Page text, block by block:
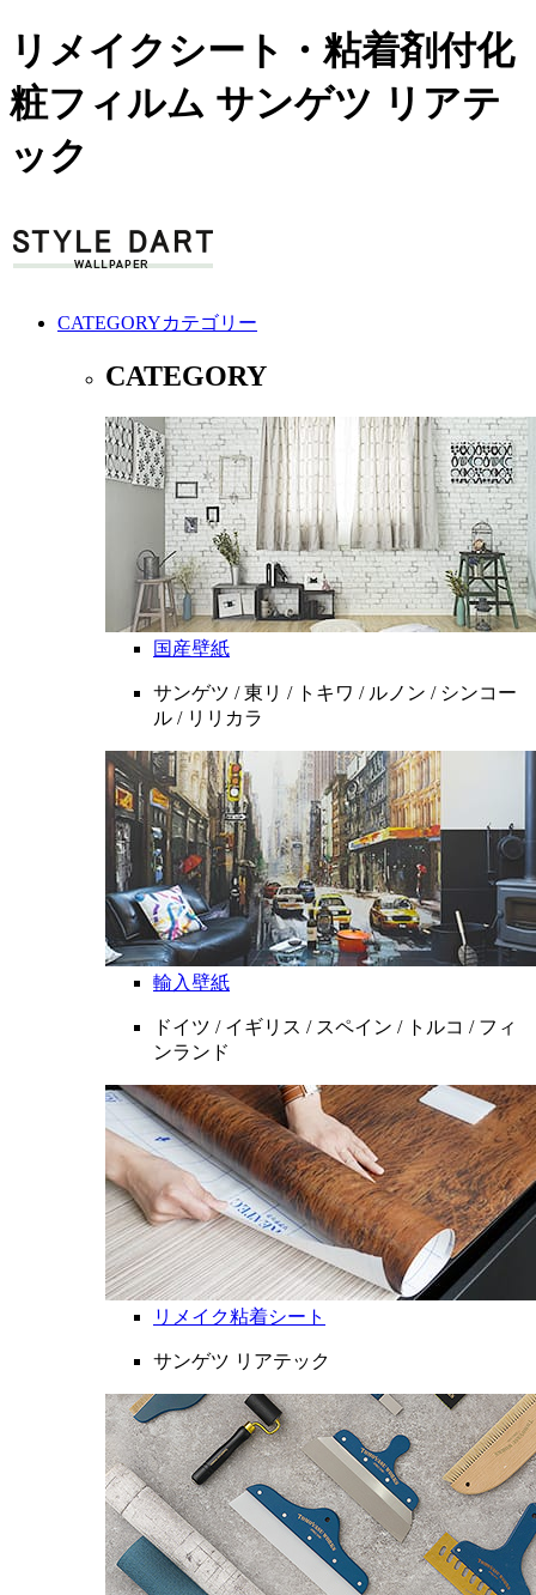
リメイクシート・粘着剤付化
粧フィルム サンゲツ リアテ
ック
CATEGORYカテゴリー
CATEGORY
国産壁紙
サンゲツ / 東リ / トキワ / ルノン / シンコー
ル / リリカラ
輸入壁紙
ドイツ / イギリス / スペイン / トルコ / フィ
ンランド
リメイク粘着シート
サンゲツ リアテック